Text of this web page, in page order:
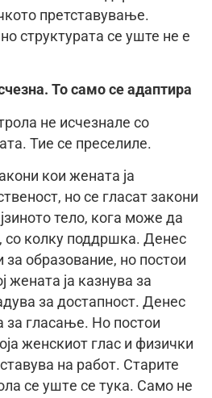
претставување.
структурата сe уште не е
То само се адаптира
не исчезнале со
Тие се преселиле.
кои жената jа
но се гласат закони
тело, кога може да
со колку поддршка. Денес
образование, но постои
жената jа казнува за
за достапност. Денес
за гласање. Но постои
женскиот глас и физички
на работ. Старите
сe уштe се тука. Само не